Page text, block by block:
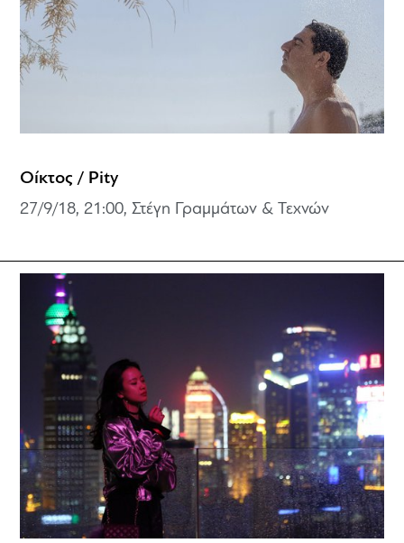
Οίκτος / Pity
27/9/18, 21:00, Στέγη Γραμμάτων & Τεχνών